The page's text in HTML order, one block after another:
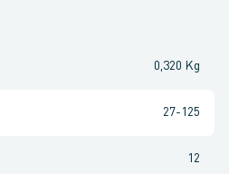
0,320 Kg
27-125
12